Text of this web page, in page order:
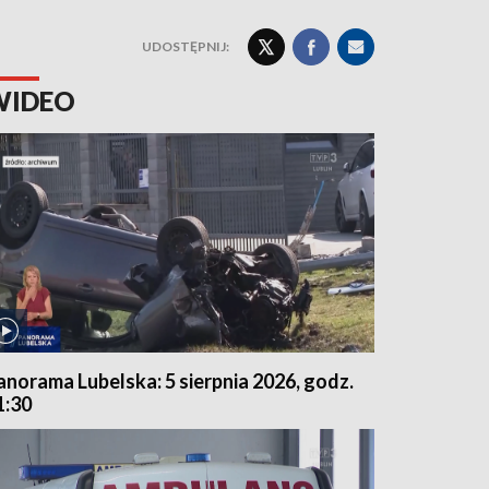
UDOSTĘPNIJ:
Lubelska: 5 sierpnia 2026, godz.